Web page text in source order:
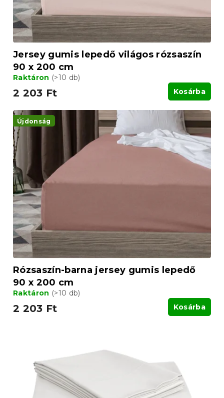
e
Jersey gumis lepedő világos rózsaszín
90 x 200 cm
Raktáron (>10 db)
2 203 Ft Kosárba
Újdonság
Rózsaszín-barna jersey gumis lepedő
90 x 200 cm
Raktáron (>10 db)
2 203 Ft Kosárba